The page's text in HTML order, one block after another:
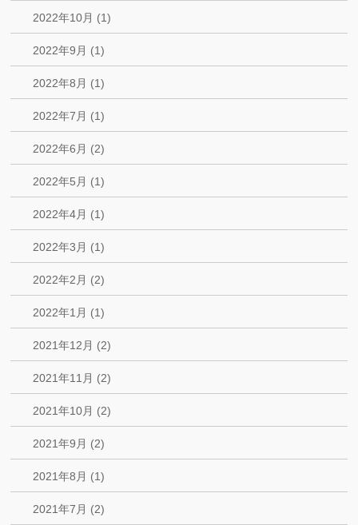
2022年10月 (1)
2022年9月 (1)
2022年8月 (1)
2022年7月 (1)
2022年6月 (2)
2022年5月 (1)
2022年4月 (1)
2022年3月 (1)
2022年2月 (2)
2022年1月 (1)
2021年12月 (2)
2021年11月 (2)
2021年10月 (2)
2021年9月 (2)
2021年8月 (1)
2021年7月 (2)